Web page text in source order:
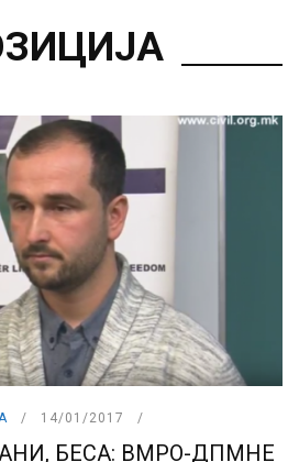
14/01/2017
БЕСА: ВМРО-ДПМНЕ